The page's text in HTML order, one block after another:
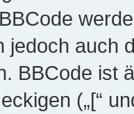
jedoch auch
BBCode ist
(„[“